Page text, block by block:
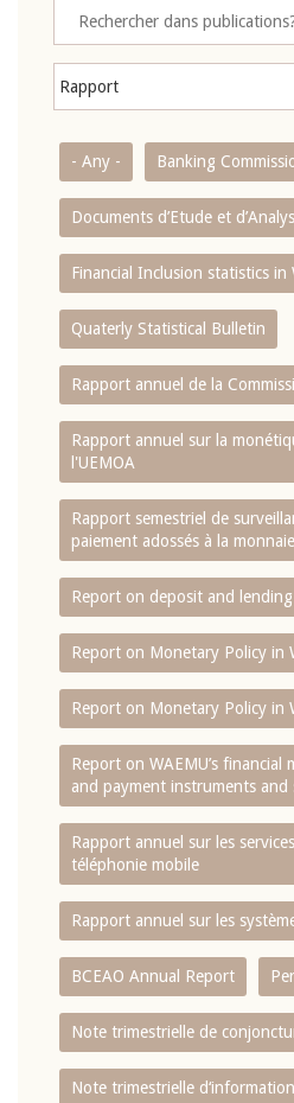
- Any - Banking
Documents d’Etude et
Financial Inclusion statistics in
Quaterly Statistical Bulletin
Rapport annuel de la
Rapport annuel sur la
l'UEMOA
Rapport semestriel de
paiement adossés à la
Report on deposit and
Report on Monetary Policy in
Report on Monetary Policy in
Report on WAEMU’s
and payment instruments and
Rapport annuel sur les
téléphonie mobile
Rapport annuel sur les
BCEAO Annual Report
Note trimestrielle de
Note trimestrielle d‘information